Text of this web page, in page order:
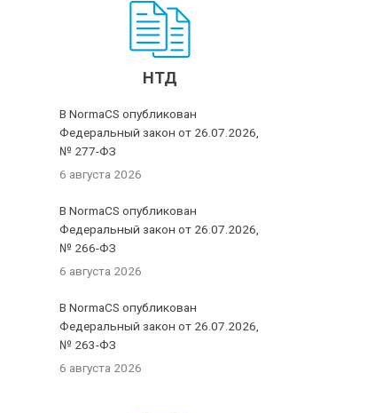
НТД
В NormaCS опубликован
Федеральный закон от 26.07.2026,
№ 277-ФЗ
6 августа 2026
В NormaCS опубликован
Федеральный закон от 26.07.2026,
№ 266-ФЗ
6 августа 2026
В NormaCS опубликован
Федеральный закон от 26.07.2026,
№ 263-ФЗ
6 августа 2026